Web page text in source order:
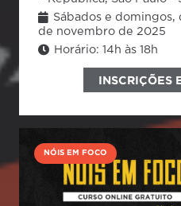
Sábados e domingos,
de novembro de 2025
Horário: 14h às 18h
INSCRIÇÕES
NÓIS EM FOCO